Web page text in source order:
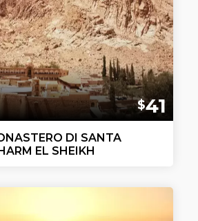
$41
DI SANTA
EL SHEIKH